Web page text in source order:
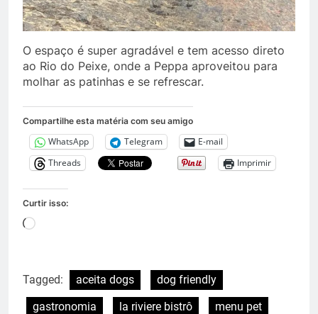
O espaço é super agradável e tem acesso direto
ao Rio do Peixe, onde a Peppa aproveitou para
molhar as patinhas e se refrescar.
Compartilhe esta matéria com seu amigo
WhatsApp Telegram
E-mail
Threads
Imprimir
Curtir isso:
Carregando...
Tagged: aceita dogs
dog friendly
gastronomia
la riviere bistrô
menu pet